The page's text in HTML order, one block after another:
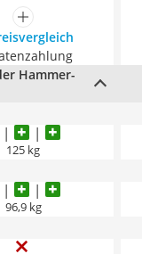
mehr anzeigen
Hammer-
125 kg
96,9 kg